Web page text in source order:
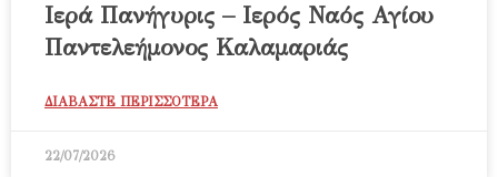
Ιερά Πανήγυρις – Ιερός Ναός Αγίου
Παντελεήμονος Καλαμαριάς
ΔΙΑΒΑΣΤΕ ΠΕΡΙΣΣΟΤΕΡΑ
22/07/2026